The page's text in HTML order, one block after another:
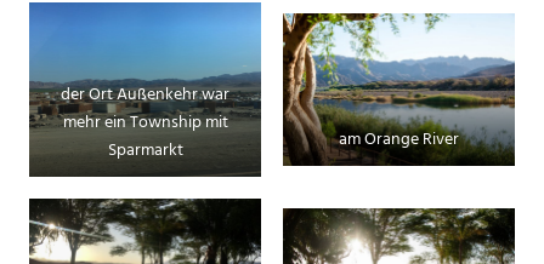
der Ort Außenkehr war
mehr ein Township mit
Sparmarkt
am Orange River